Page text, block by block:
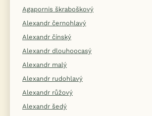
Agapornis škraboškový
Alexandr černohlavý
Alexandr čínský
Alexandr dlouhoocasý
Alexandr malý
Alexandr rudohlavý
Alexandr růžový
Alexandr šedý